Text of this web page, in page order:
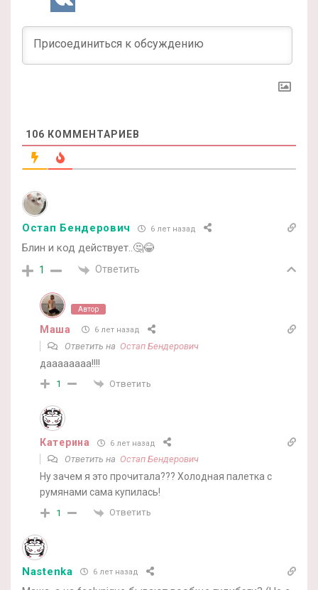
106 КОММЕНТАРИЕВ
Остап Бендерович 6 лет назад
Блин и код действует..🤔😂
1 Ответить
Автор
Маша 6 лет назад
Ответить на Остап Бендерович
даааааааа!!!!
1 Ответить
Катерина 6 лет назад
Ответить на Остап Бендерович
Ну зачем я это прочитала??? Холодная палетка с
румянами сама купилась!
1 Ответить
Nastenka 6 лет назад